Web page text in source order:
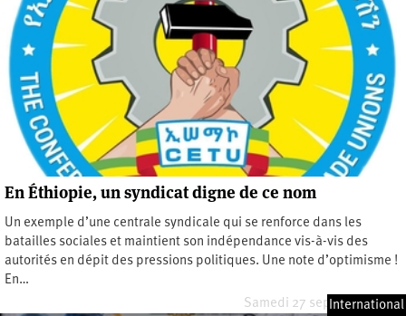
En Éthiopie, un syndicat digne de ce nom
Un exemple d’une centrale syndicale qui se renforce dans les
batailles sociales et maintient son indépendance vis-à-vis des
autorités en dépit des pressions politiques. Une note d’optimisme !
En…
Samedi 27 septembre 2025
International